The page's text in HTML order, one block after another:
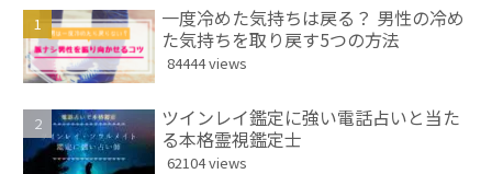
一度冷めた気持ちは戻る？ 男性の冷め
た気持ちを取り戻す5つの方法
84444 views
ツインレイ鑑定に強い電話占いと当た
る本格霊視鑑定士
62104 views